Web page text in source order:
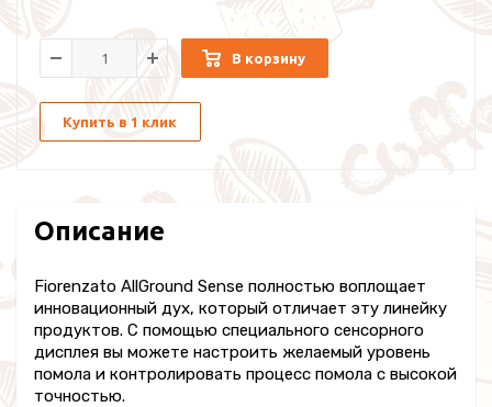
В корзину
Купить в 1 клик
Описание
Fiorenzato AllGround Sense полностью воплощает
инновационный дух, который отличает эту линейку
продуктов. С помощью специального сенсорного
дисплея вы можете настроить желаемый уровень
помола и контролировать процесс помола с высокой
точностью.